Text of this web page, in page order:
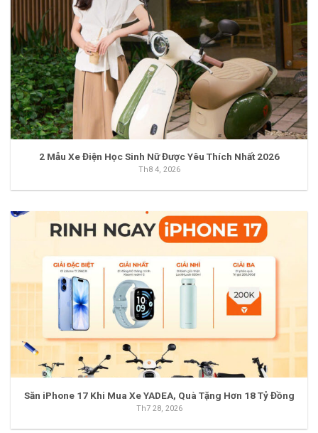
2 Mẫu Xe Điện Học Sinh Nữ Được Yêu Thích Nhất 2026
Th8 4, 2026
Săn iPhone 17 Khi Mua Xe YADEA, Quà Tặng Hơn 18 Tỷ Đồng
Th7 28, 2026